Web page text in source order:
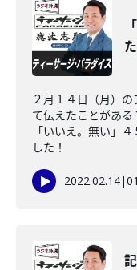
２月１４日（月）
て伝えたことがあ
「いいえ。無い」
した！
2022.02.14|